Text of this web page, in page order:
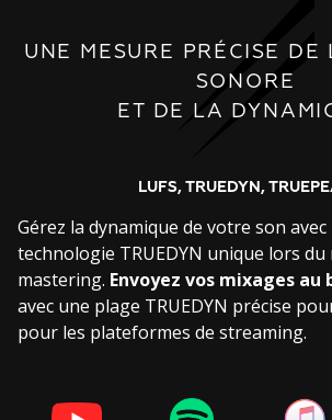
UNE MESURE PRÉCISE DE
SONORE
ET DE LA
LUFS, TRUEDYN,
Gérez la dynamique de votre son
technologie TRUEDYN unique lors du
mastering. Envoyez vos mixages au
avec une plage TRUEDYN précise
pour les plateformes de streaming.